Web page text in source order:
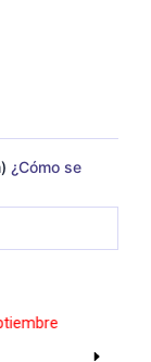
¿Cómo se
______